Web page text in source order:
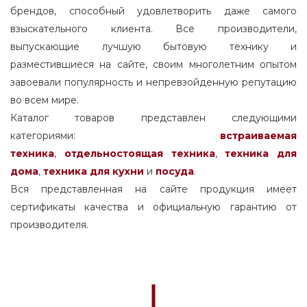
брендов, способный удовлетворить даже самого
взыскательного клиента. Все производители,
выпускающие лучшую бытовую технику и
разместившиеся на сайте, своим многолетним опытом
завоевали популярность и непревзойденную репутацию
во всем мире.
Каталог товаров представлен следующими
категориями: встраиваемая
техника, отдельностоящаятехника,
техника для
дома, техника для кухни и посуда.
Вся представленная на сайте продукция имеет
сертификаты качества и официальную гарантию от
производителя.